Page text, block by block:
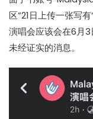
区”21日上传一张写
演唱会应该会在6月
未经证实的消息。